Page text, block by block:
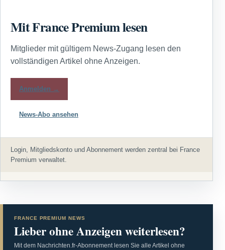
Mit France Premium lesen
Mitglieder mit gültigem News-Zugang lesen den
vollständigen Artikel ohne Anzeigen.
Anmelden →
News-Abo ansehen
Login, Mitgliedskonto und Abonnement werden zentral bei France
Premium verwaltet.
FRANCE PREMIUM NEWS
Lieber ohne Anzeigen weiterlesen?
Mit dem Nachrichten.fr-Abonnement lesen Sie alle Artikel ohne